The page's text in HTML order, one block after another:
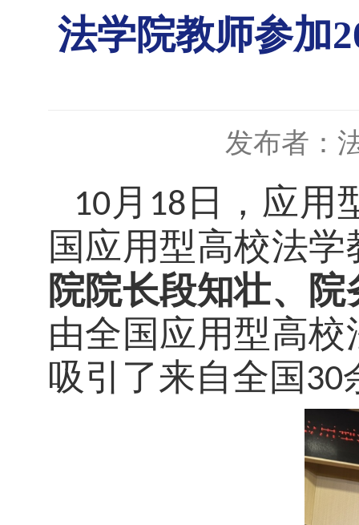
法学院教师参加
发布者：
10 月 18 日，应用
国应用型高校法
院院长段知壮、
由全国应用型高
吸引了来自全国 30